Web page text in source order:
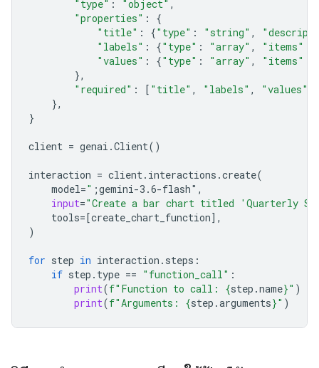
"type" : "object" ,
"properties" :
{
"title" : {"type" : "string" ,
"labels" : {"type" : "array" , "items"
"values" : {"type" : "array" , "items"
},
"required" : [ "title" , "labels" , "values"
},
}
client = genai .Client()
interaction = client. interactions .create(
model=" ;gemini-3.6-flash" ,
input="Create a bar chart titled 'Quarterly
tools=[create_chart_function],
)
for step in interaction . steps :
if step . type == "function_call" :
print(f"Function to call: {step .name}" )
print(f"Arguments: {step .arguments}" )